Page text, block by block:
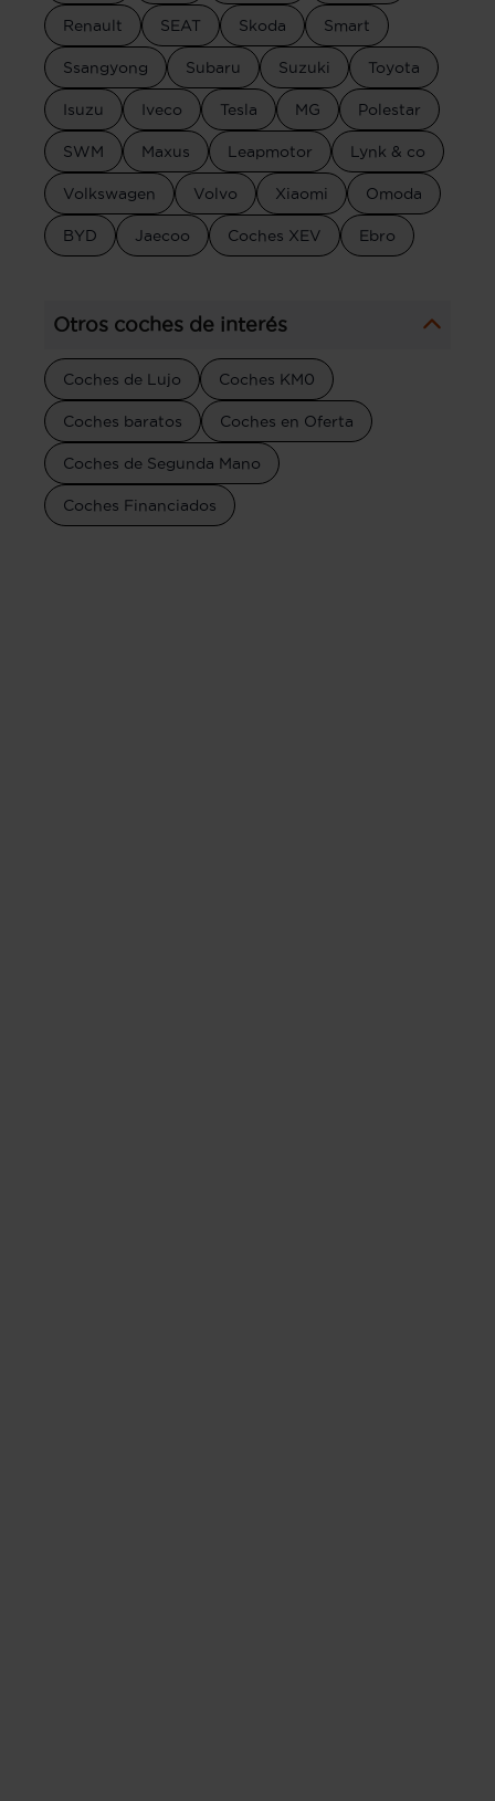
Renault SEAT Skoda Smart
Ssangyong Subaru Suzuki Toyota
Isuzu Iveco Tesla MG Polestar
SWM Maxus Leapmotor Lynk & co
Volkswagen Volvo Xiaomi Omoda
BYD Jaecoo Coches XEV Ebro
Otros coches de interés
Coches de Lujo Coches KM0
Coches baratos Coches en Oferta
Coches de Segunda Mano
Coches Financiados